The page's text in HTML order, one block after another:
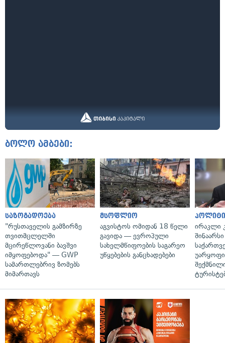
ბოლო ამბები:
საზოგადოება
"რუსთაველის გამზირზე
თვითმცლელში
მცირეწლოვანი ბავშვი
იმყოფებოდა" — GWP
სამართლებრივ ზომებს
მიმართავს
მსოფლიო
აგვისტოს ომიდან 18 წელი
გავიდა — ევროპული
სახელმწიფოების საგარეო
უწყებების განცხადებები
ირაკლი